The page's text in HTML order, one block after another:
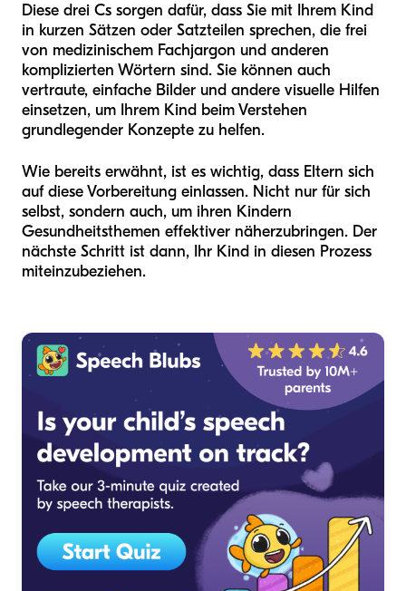
Diese drei Cs sorgen dafür, dass Sie mit Ihrem Kind
in kurzen Sätzen oder Satzteilen sprechen, die frei
von medizinischem Fachjargon und anderen
komplizierten Wörtern sind. Sie können auch
vertraute, einfache Bilder und andere visuelle Hilfen
einsetzen, um Ihrem Kind beim Verstehen
grundlegender Konzepte zu helfen.
Wie bereits erwähnt, ist es wichtig, dass Eltern sich
auf diese Vorbereitung einlassen. Nicht nur für sich
selbst, sondern auch, um ihren Kindern
Gesundheitsthemen effektiver näherzubringen. Der
nächste Schritt ist dann, Ihr Kind in diesen Prozess
miteinzubeziehen.